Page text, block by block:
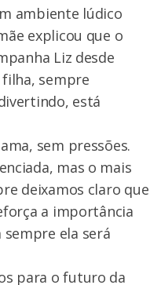
ambiente lúdico
explicou que o
Liz desde
sempre
está
sem pressões.
mas o mais
deixamos claro que
a importância
ela será
para o futuro da